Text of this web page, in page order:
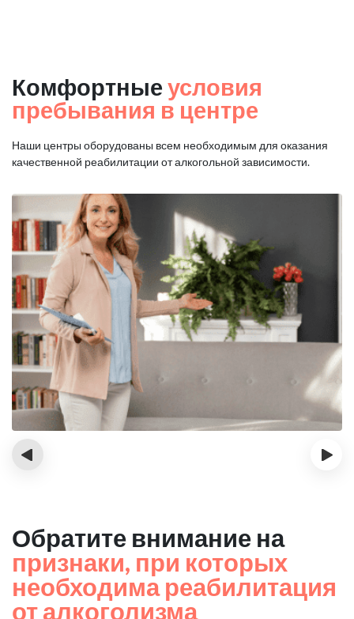
Комфортные условия
пребывания в центре
Наши центры оборудованы всем необходимым для оказания
качественной реабилитации от алкогольной зависимости.
‹ ›
Обратите внимание на
признаки, при которых
необходима реабилитация
от алкоголизма